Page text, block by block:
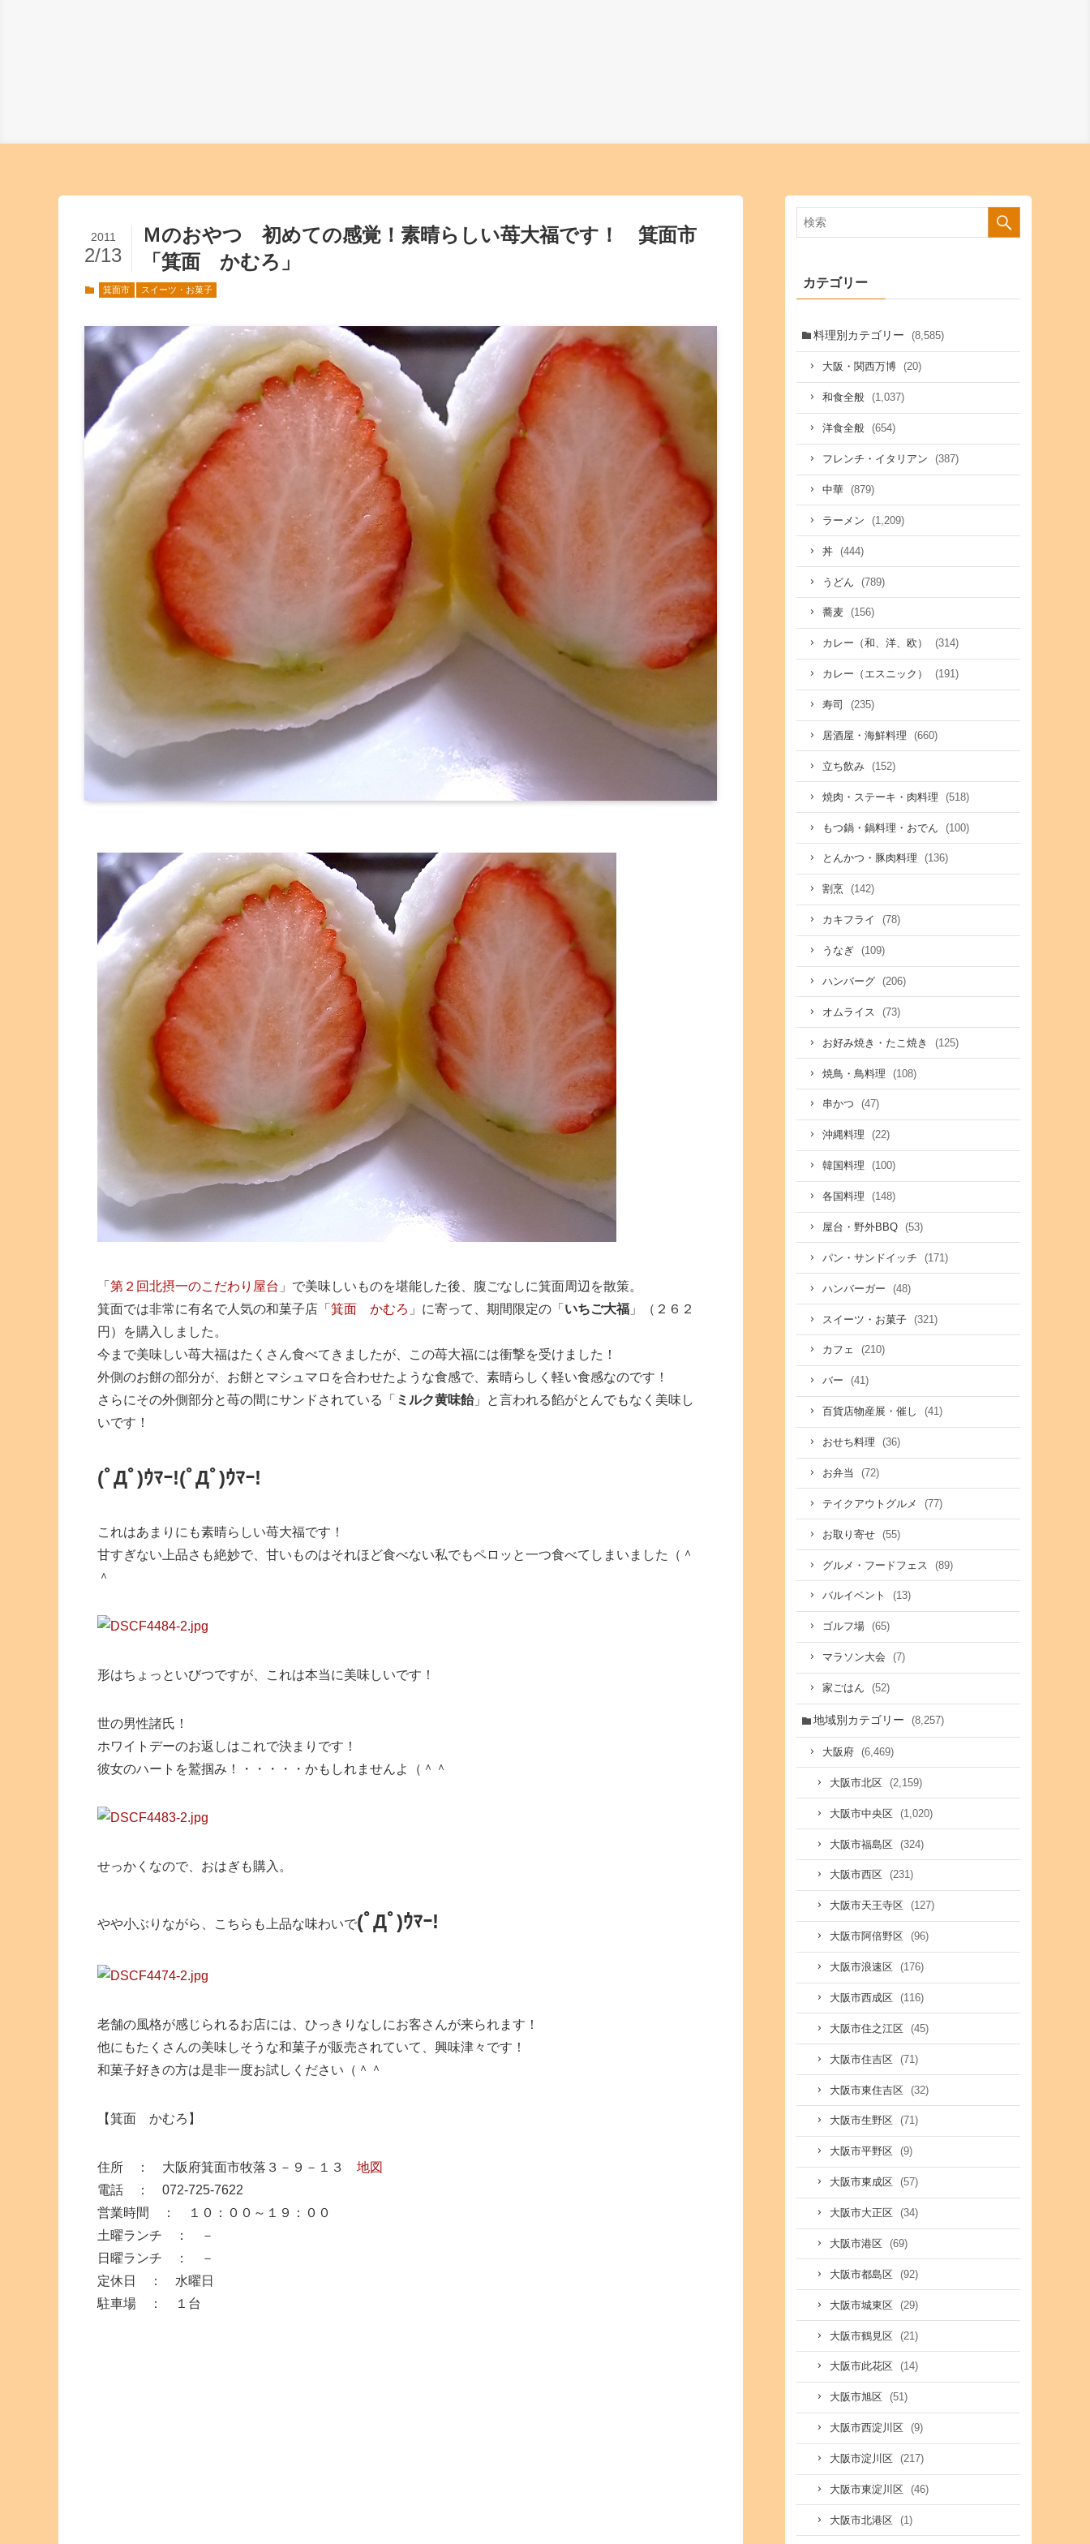
Ｍのおやつ 初めての感覚！素晴らしい苺大福です！ 箕面市
「箕面 かむろ」
2011
2/13
箕面市 スイーツ・お菓子
「 第２回北摂一のこだわり屋台 」で美味しいものを堪能した後、腹ごなしに箕面周辺を散策。
箕面では非常に有名で人気の和菓子店「 箕面 かむろ 」に寄って、期間限定の「 いちご大福 」（２６２
円）を購入しました。
今まで美味しい苺大福はたくさん食べてきましたが、この苺大福には衝撃を受けました！
外側のお餅の部分が、お餅とマシュマロを合わせたような食感で、素晴らしく軽い食感なのです！
さらにその外側部分と苺の間にサンドされている「 ミルク黄味飴」と言われる餡がとんでもなく美味し
いです！
(ﾟДﾟ)ｳﾏｰ!(ﾟДﾟ)ｳﾏｰ!
これはあまりにも素晴らしい苺大福です！
甘すぎない上品さも絶妙で、甘いものはそれほど食べない私でもペロッと一つ食べてしまいました（＾
＾
形はちょっといびつですが、これは本当に美味しいです！
世の男性諸氏！
ホワイトデーのお返しはこれで決まりです！
彼女のハートを鷲掴み！・・・・・かもしれませんよ（＾＾
せっかくなので、おはぎも購入。
やや小ぶりながら、こちらも上品な味わいで(ﾟДﾟ)ｳﾏｰ!
老舗の風格が感じられるお店には、ひっきりなしにお客さんが来られます！
他にもたくさんの美味しそうな和菓子が販売されていて、興味津々です！
和菓子好きの方は是非一度お試しください（＾＾
【箕面 かむろ】
住所 ： 大阪府箕面市牧落３－９－１３ 地図
電話 ： 072-725-7622
営業時間 ： １０：００～１９：００
土曜ランチ ： －
日曜ランチ ： －
定休日 ： 水曜日
駐車場 ： １台
カテゴリー
料理別カテゴリー (8,585)
大阪・関西万博 (20)
和食全般 (1,037)
洋食全般 (654)
フレンチ・イタリアン (387)
中華 (879)
ラーメン (1,209)
丼 (444)
うどん (789)
蕎麦 (156)
カレー（和、洋、欧） (314)
カレー（エスニック） (191)
寿司 (235)
居酒屋・海鮮料理 (660)
立ち飲み (152)
焼肉・ステーキ・肉料理 (518)
もつ鍋・鍋料理・おでん (100)
とんかつ・豚肉料理 (136)
割烹 (142)
カキフライ (78)
うなぎ (109)
ハンバーグ (206)
オムライス (73)
お好み焼き・たこ焼き (125)
焼鳥・鳥料理 (108)
串かつ (47)
沖縄料理 (22)
韓国料理 (100)
各国料理 (148)
屋台・野外BBQ (53)
パン・サンドイッチ (171)
ハンバーガー (48)
スイーツ・お菓子 (321)
カフェ (210)
バー (41)
百貨店物産展・催し (41)
おせち料理 (36)
お弁当 (72)
テイクアウトグルメ (77)
お取り寄せ (55)
グルメ・フードフェス (89)
バルイベント (13)
ゴルフ場 (65)
マラソン大会 (7)
家ごはん (52)
地域別カテゴリー (8,257)
大阪府 (6,469)
大阪市北区 (2,159)
大阪市中央区 (1,020)
大阪市福島区 (324)
大阪市西区 (231)
大阪市天王寺区 (127)
大阪市阿倍野区 (96)
大阪市浪速区 (176)
大阪市西成区 (116)
大阪市住之江区 (45)
大阪市住吉区 (71)
大阪市東住吉区 (32)
大阪市生野区 (71)
大阪市平野区 (9)
大阪市東成区 (57)
大阪市大正区 (34)
大阪市港区 (69)
大阪市都島区 (92)
大阪市城東区 (29)
大阪市鶴見区 (21)
大阪市此花区 (14)
大阪市旭区 (51)
大阪市西淀川区 (9)
大阪市淀川区 (217)
大阪市東淀川区 (46)
大阪市北港区 (1)